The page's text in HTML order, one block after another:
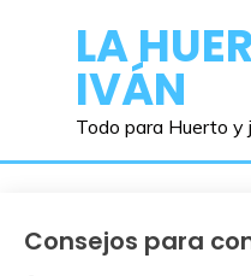
contenidoLA
IVÁN
Todo para Huerto y
Obtener
Consejos para